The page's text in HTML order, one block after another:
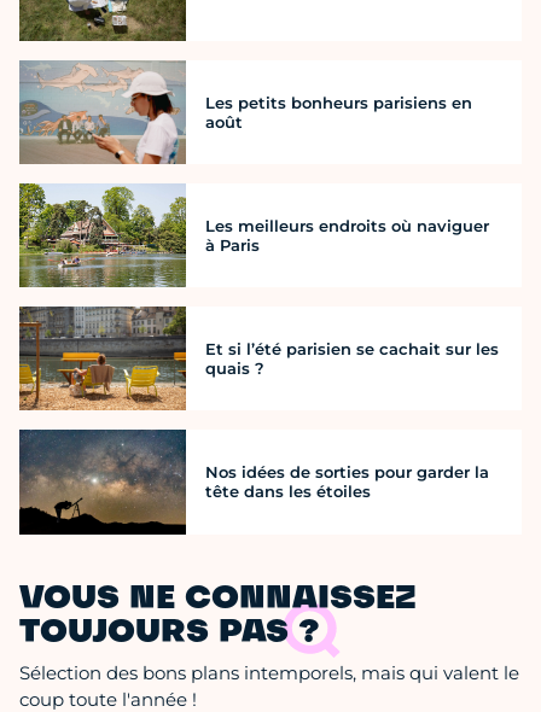
Les petits bonheurs parisiens en
août
Les meilleurs endroits où naviguer
à Paris
Et si l’été parisien se cachait sur les
quais ?
Nos idées de sorties pour garder la
tête dans les étoiles
VOUS NE CONNAISSEZ
TOUJOURS PAS ?
Sélection des bons plans intemporels, mais qui valent le
coup toute l'année !